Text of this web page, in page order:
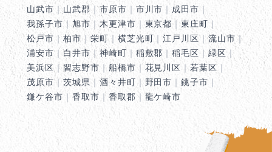
山武市 ｜山武郡 ｜市原市 ｜ 市川市 ｜ 成田市 ｜
我孫子市｜旭市 ｜木更津市 ｜ 東京都 ｜東庄町 ｜
松戸市 ｜ 柏市｜ 栄町｜ 横芝光町 ｜江戸川区｜流山市 ｜
浦安市｜ 白井市 ｜ 神崎町 ｜ 稲敷郡 ｜稲毛区 ｜緑区 ｜
美浜区 ｜ 習志野市｜ 船橋市 ｜ 花見川区｜若葉区 ｜
茂原市｜ 茨城県 ｜ 酒々井町 ｜ 野田市 ｜銚子市 ｜
鎌ケ谷市 ｜ 香取市 ｜ 香取郡 ｜ 龍ケ崎市